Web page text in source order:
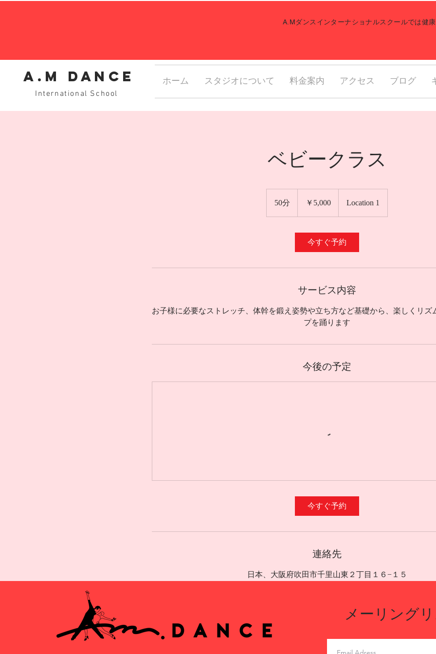
​A.Mダンスインターナショナルスクールでは健
A.M dance
International School
ホーム スタジオについて 料金案内 アクセス ブログ
ベビークラス
50分 ￥5,000 Location 1
今すぐ予約
サービス内容
お子様に必要なストレッチ、体幹を鍛え姿勢や立ち方など基礎から、楽しくリズ
今後の予定
今すぐ予約
連絡先
日本、大阪府吹田市千里山東２丁目１６−１５
メーリング